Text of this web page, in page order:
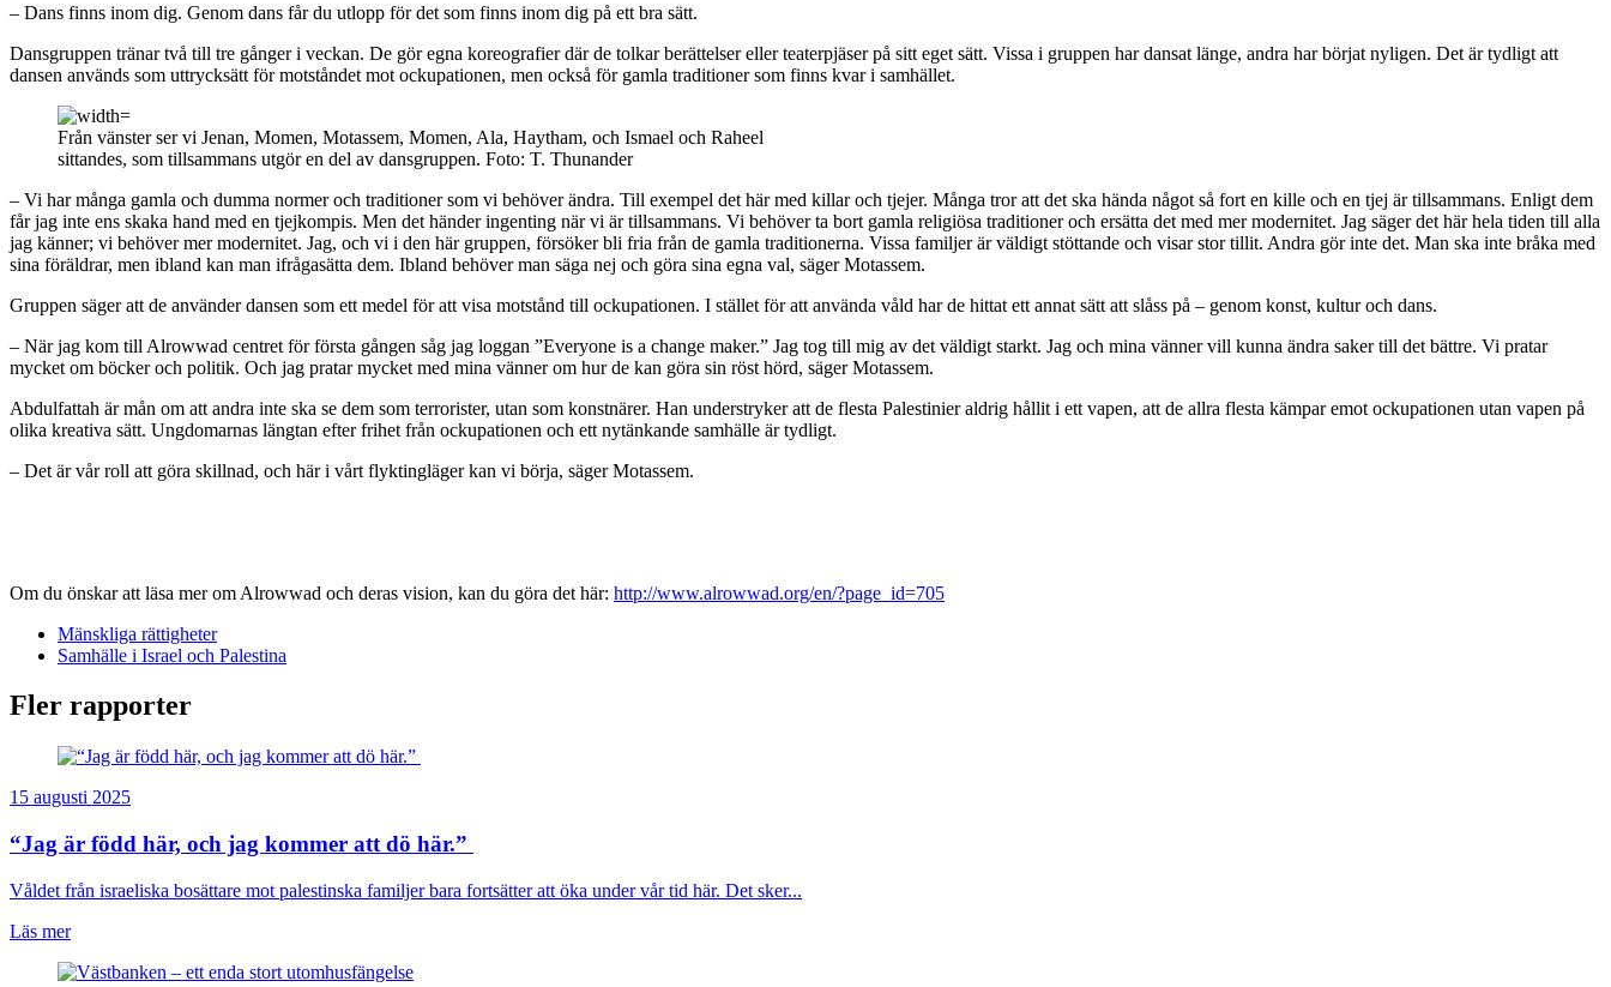
– Dans finns inom dig. Genom dans får du utlopp för det som finns inom dig på ett bra sätt.
Dansgruppen tränar två till tre gånger i veckan. De gör egna koreografier där de tolkar berättelser eller teaterpjäser på sitt eget sätt. Vissa i gruppen har dansat länge, andra har börjat nyligen. Det är tydligt att
dansen används som uttrycksätt för motståndet mot ockupationen, men också för gamla traditioner som finns kvar i samhället.
Från vänster ser vi Jenan, Momen, Motassem, Momen, Ala, Haytham, och Ismael och Raheel
sittandes, som tillsammans utgör en del av dansgruppen. Foto: T. Thunander
– Vi har många gamla och dumma normer och traditioner som vi behöver ändra. Till exempel det här med killar och tjejer. Många tror att det ska hända något så fort en kille och en tjej är tillsammans. Enligt dem
får jag inte ens skaka hand med en tjejkompis. Men det händer ingenting när vi är tillsammans. Vi behöver ta bort gamla religiösa traditioner och ersätta det med mer modernitet. Jag säger det här hela tiden till alla
jag känner; vi behöver mer modernitet. Jag, och vi i den här gruppen, försöker bli fria från de gamla traditionerna. Vissa familjer är väldigt stöttande och visar stor tillit. Andra gör inte det. Man ska inte bråka med
sina föräldrar, men ibland kan man ifrågasätta dem. Ibland behöver man säga nej och göra sina egna val, säger Motassem.
Gruppen säger att de använder dansen som ett medel för att visa motstånd till ockupationen. I stället för att använda våld har de hittat ett annat sätt att slåss på – genom konst, kultur och dans.
– När jag kom till Alrowwad centret för första gången såg jag loggan ”Everyone is a change maker.” Jag tog till mig av det väldigt starkt. Jag och mina vänner vill kunna ändra saker till det bättre. Vi pratar
mycket om böcker och politik. Och jag pratar mycket med mina vänner om hur de kan göra sin röst hörd, säger Motassem.
Abdulfattah är mån om att andra inte ska se dem som terrorister, utan som konstnärer. Han understryker att de flesta Palestinier aldrig hållit i ett vapen, att de allra flesta kämpar emot ockupationen utan vapen på
olika kreativa sätt. Ungdomarnas längtan efter frihet från ockupationen och ett nytänkande samhälle är tydligt.
– Det är vår roll att göra skillnad, och här i vårt flyktingläger kan vi börja, säger Motassem.
Om du önskar att läsa mer om Alrowwad och deras vision, kan du göra det här: http://www.alrowwad.org/en/?page_id=705
Mänskliga rättigheter
Samhälle i Israel och Palestina
Fler rapporter
15 augusti 2025
“Jag är född här, och jag kommer att dö här.”
Våldet från israeliska bosättare mot palestinska familjer bara fortsätter att öka under vår tid här. Det sker...
Läs mer